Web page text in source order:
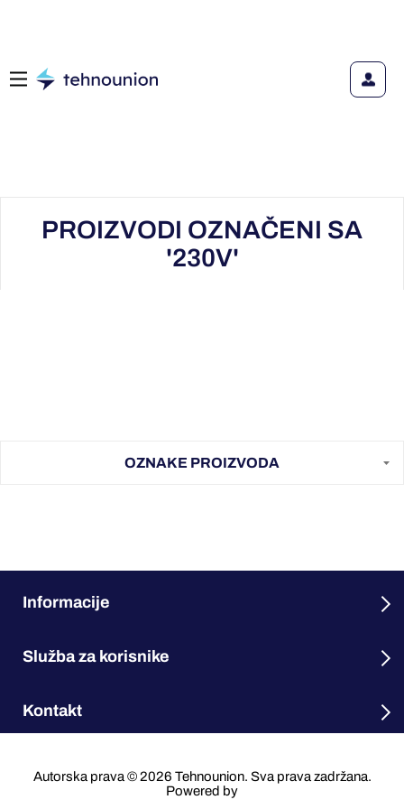
PROIZVODI OZNAČENI SA
'230V'
OZNAKE PROIZVODA
Informacije
Služba za korisnike
Kontakt
Autorska prava © 2026 Tehnounion. Sva prava zadržana.
Powered by